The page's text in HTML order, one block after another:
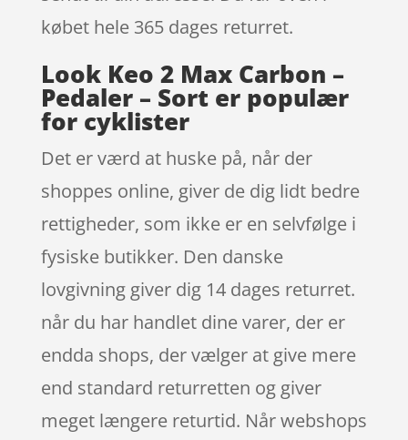
købet hele 365 dages returret.
Look Keo 2 Max Carbon –
Pedaler – Sort er populær
for cyklister
Det er værd at huske på, når der
shoppes online, giver de dig lidt bedre
rettigheder, som ikke er en selvfølge i
fysiske butikker. Den danske
lovgivning giver dig 14 dages returret.
når du har handlet dine varer, der er
endda shops, der vælger at give mere
end standard returretten og giver
meget længere returtid. Når webshops